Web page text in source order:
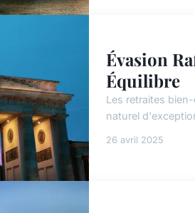
Évasion
Équilibre
Les retraites
naturel
26 avril 2025